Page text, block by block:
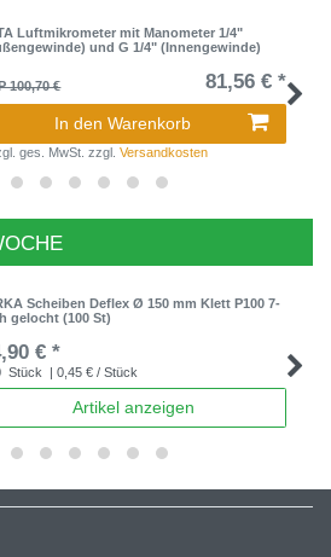
Luftmikrometer mit Manometer 1/4"
und G 1/4" (Innengewinde)
100,70 € 81,56 € *
In den Warenkorb
ges. MwSt. zzgl.Versandkosten
Scheiben Deflex Ø 150 mm Klett P100 7-
gelocht (100 St)
€ *
Stück | 0,45 € / Stück
Artikel anzeigen